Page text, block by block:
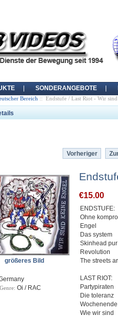
SONDERANGEBOTE
Bereich :: Endstufe / Last Riot - Wir
Vorheriger
größeres Bild
Oi / RAC
€15.00
ENDSTUFE:
Ohne
Engel
Das system
Skinhead pur
Revolution
The streets
LAST RIOT:
Partypiraten
Die toleranz
Wochenende
Wie wir sind